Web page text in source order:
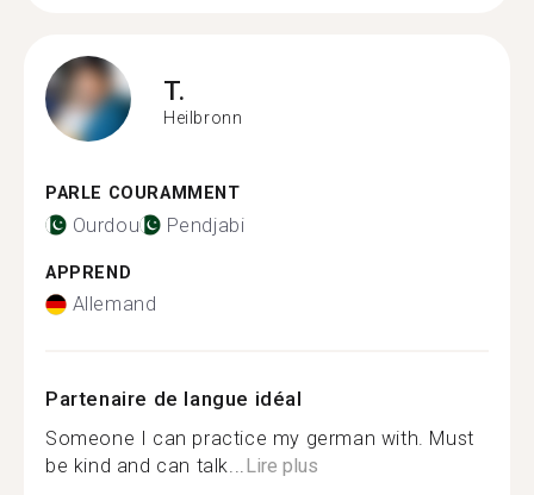
T.
Heilbronn
PARLE COURAMMENT
Ourdou Pendjabi
APPREND
Allemand
Partenaire de langue idéal
Someone I can practice my german with. Must
be kind and can talk...Lire plus